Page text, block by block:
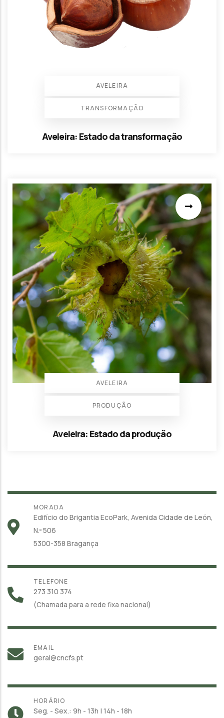
AVELEIRA
TRANSFORMAÇÃO
Aveleira: Estado da transformação
AVELEIRA
PRODUÇÃO
Aveleira: Estado da produção
MORADA
Edifício do Brigantia EcoPark, Avenida Cidade de León,
N.º 506
5300-358 Bragança
TELEFONE
273 310 374
(Chamada para a rede fixa nacional)
EMAIL
geral@cncfs.pt
HORÁRIO
Seg. - Sex.: 9h - 13h | 14h - 18h